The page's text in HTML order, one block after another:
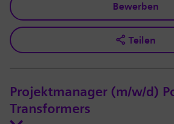
Bewerben
Teilen
Projektmanager (m/w/d)
Transformers